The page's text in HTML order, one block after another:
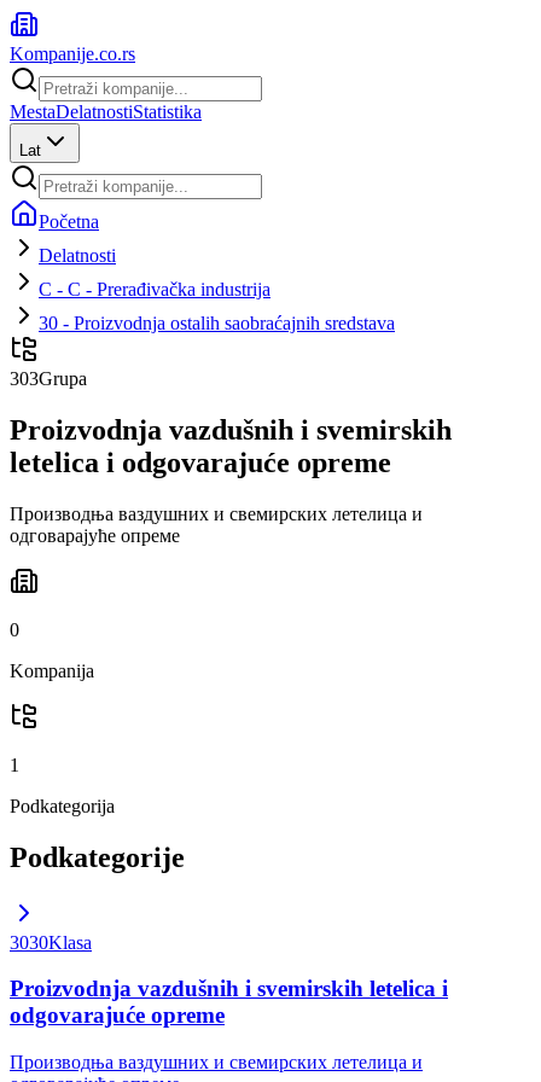
Kompanije.co.rs
MestaDelatnostiStatistika
Lat
Početna
Delatnosti
C - C - Prerađivačka industrija
30 - Proizvodnja ostalih saobraćajnih sredstava
303Grupa
Proizvodnja vazdušnih i svemirskih
letelica i odgovarajuće opreme
Производња ваздушних и свемирских летелица и
одговарајуће опреме
0
Kompanija
1
Podkategorija
Podkategorije
3030Klasa
Proizvodnja vazdušnih i svemirskih letelica i
odgovarajuće opreme
Производња ваздушних и свемирских летелица и